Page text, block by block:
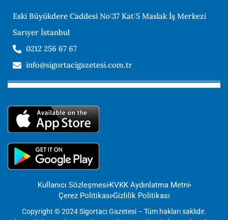
Eski Büyükdere Caddesi No:37 Kat:5 Maslak İş Merkezi
Sarıyer İstanbul
0212 256 67 67
info@sigortacigazetesi.com.tr
Kullanıcı SözleşmesiKVKK Aydınlatma Metni
Çerez PolitikasıGizlilik Politikası
Copyright © 2024 Sigortacı Gazetesi – Tüm hakları saklıdır.